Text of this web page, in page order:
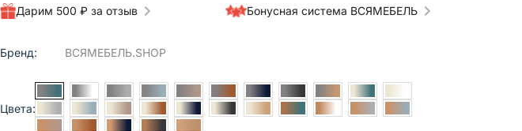
Дарим 500 ₽ за отзыв Бонусная система ВСЯМЕБЕЛЬ
Бренд: ВСЯМЕБЕЛЬ.SHOP
Цвета: